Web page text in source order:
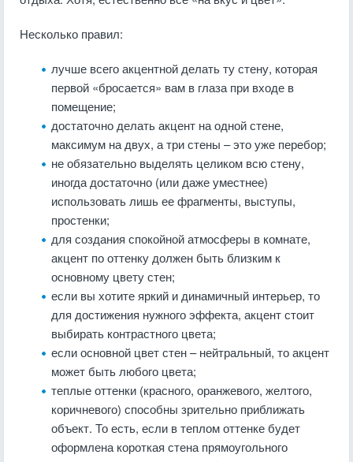
Несколько правил:
лучше всего акцентной делать ту стену, которая
первой «бросается» вам в глаза при входе в
помещение;
достаточно делать акцент на одной стене,
максимум на двух, а три стены – это уже перебор;
не обязательно выделять целиком всю стену,
иногда достаточно (или даже уместнее)
использовать лишь ее фрагменты, выступы,
простенки;
для создания спокойной атмосферы в комнате,
акцент по оттенку должен быть близким к
основному цвету стен;
если вы хотите яркий и динамичный интерьер, то
для достижения нужного эффекта, акцент стоит
выбирать контрастного цвета;
если основной цвет стен – нейтральный, то акцент
может быть любого цвета;
теплые оттенки (красного, оранжевого, желтого,
коричневого) способны зрительно приближать
объект. То есть, если в теплом оттенке будет
оформлена короткая стена прямоугольного